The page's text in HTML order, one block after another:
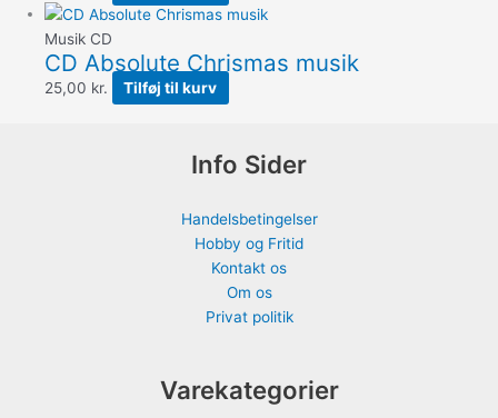
Musik CD
CD Absolute Chrismas musik
25,00 kr. Tilføj til kurv
Info Sider
Handelsbetingelser
Hobby og Fritid
Kontakt os
Om os
Privat politik
Varekategorier